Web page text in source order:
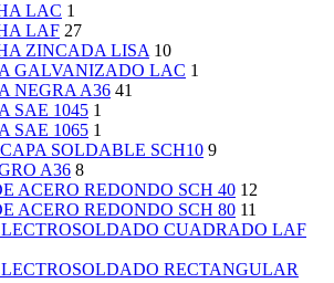
LAC 1
LAF 27
ZINCADA LISA 10
GALVANIZADO LAC 1
NEGRA A36 41
SAE 1045 1
SAE 1065 1
SOLDABLE SCH10 9
A36 8
ACERO REDONDO SCH 40 12
ACERO REDONDO SCH 80 11
CUADRADO LAF
RECTANGULAR